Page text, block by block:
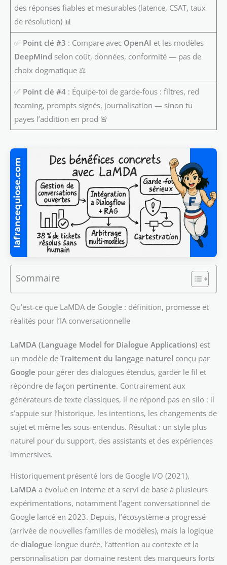
des réponses fiables et mesurables (latence, CSAT, taux
de résolution) 📊
✅ Point clé #3 : Compare avec OpenAI et les modèles
DeepMind selon coût, données, conformité — pas de
choix dogmatique ⚖️
✅ Point clé #4 : Équipe-toi de garde-fous : filtres, red
teaming, prompts signés, journalisation — sinon tu
payes l’addition en prod 🚨
Sommaire
Qu’est-ce que LaMDA de Google : définition, promesse et
réalités pour l’IA conversationnelle
LaMDA (Language Model for Dialogue Applications) est
un modèle de Traitement du langage naturel conçu par
Google pour gérer des dialogues étendus, garder le fil et
répondre de façon pertinente. Contrairement aux
générateurs de texte classiques, il ne répond pas en silo : il
s’appuie sur l’historique, les intentions, les changements de
sujet et même les sous-entendus. Résultat : un style plus
naturel pour du support, des assistants et des expériences
immersives.
Historiquement présenté lors de Google I/O (2021),
LaMDA a évolué en interne et a servi de base à plusieurs
expérimentations, notamment l’agent conversationnel de
Google lancé en 2023. Depuis, l’écosystème a progressé
(arrivée de nouvelles familles de modèles), mais la logique
de dialogue longue durée, l’attention au contexte et la
personnalisation par domaine restent des marqueurs forts